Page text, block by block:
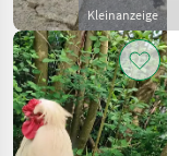
Kleinanzeige